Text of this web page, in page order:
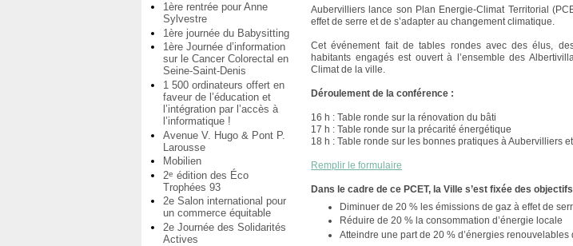
1ère rentrée pour Anne
Sylvestre
1ère journée du Babysitting
1ère Journée d’information
sur le Cancer Colorectal en
Seine-Saint-Denis
1 500 ordinateurs offert en
faveur de l’éducation et
l’intégration par l’accès à
l’informatique !
Avenue V. Hugo & Pont P.
Larousse
Mobilien
2e édition des Éco
Trophées 93
2e Salon international pour
un commerce équitable
2e Journée des Solidarités
Actives
Aubervilliers lance son Plan Energie-Climat Territorial
effet de serre et de s’adapter au changement climatique.
Cet événement fait de tables rondes avec des élus,
habitants engagés est ouvert à l’ensemble des
Climat de la ville.
Déroulement de la conférence :
16 h : Table ronde sur la rénovation du bâti
17 h : Table ronde sur la précarité énergétique
18 h : Table ronde sur les bonnes pratiques à Aubervilliers
Remplir le formulaire
Dans le cadre de ce PCET, la Ville s’est fixée des
Diminuer de 20 % les émissions de gaz à effet de
Réduire de 20 % la consommation d’énergie locale
Atteindre une part de 20 % d’énergies